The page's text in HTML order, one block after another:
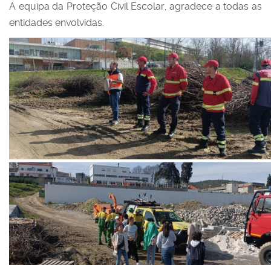
A equipa da Proteção Civil Escolar, agradece a todas as
entidades envolvidas.